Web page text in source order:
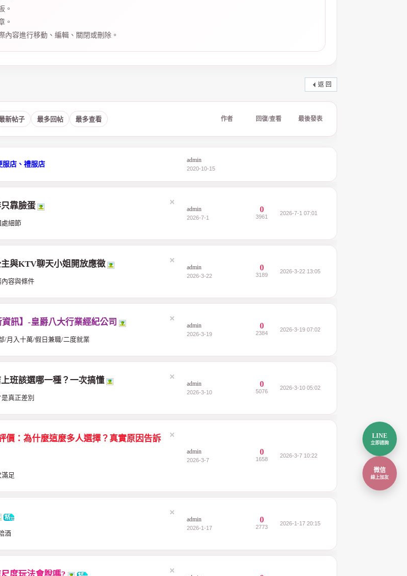
。
。
容進行移動、編輯、關閉或刪除。
返 回
新帖子 最多回帖 最多查看 作者 回復/查看 最後發表
服店、禮服店
admin
2020-10-15
靠臉蛋
細節
admin
2026-7-1
0
3961
2026-7-1 07:01
與KTV聊天小姐開放應徵
容與條件
admin
2026-3-22
0
3189
2026-3-22 13:05
訊】-皇爵八大行業經紀公司
入十萬/假日兼職/二度就業
admin
2026-3-19
0
2384
2026-3-19 07:02
班該選哪一種？一次搞懂
真正差別
admin
2026-3-10
0
5076
2026-3-10 05:02
價：為什麼這麼多人選擇？真實原因告訴
足
admin
2026-3-7
0
1658
2026-3-7 10:22
酒
admin
2026-1-17
0
2773
2026-1-17 20:15
LINE
立即諮詢
微信
線上加友